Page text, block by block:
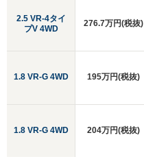
2.5 VR-4タイ
プV 4WD
1.8 VR-G 4WD
1.8 VR-G 4WD
276.7万円(税抜)
195万円(税抜)
204万円(税抜)